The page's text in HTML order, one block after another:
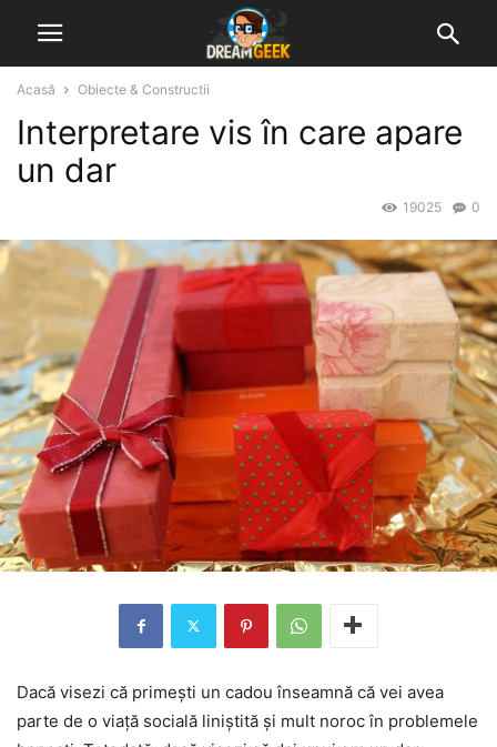
Acasă Obiecte & Constructii
Interpretare vis în care apare
un dar
0
19025
Dacă visezi că primești un cadou înseamnă că vei avea
parte de o viață socială liniștită și mult noroc în problemele